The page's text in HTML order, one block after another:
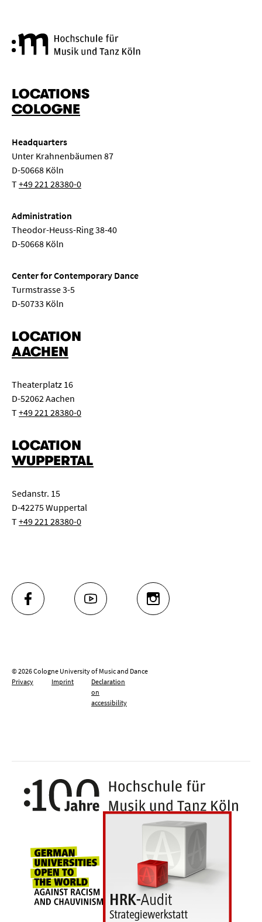
LOCATIONS
COLOGNE
Headquarters
Unter Krahnenbäumen 87
D-50668 Köln
T+49 221 28380-0
Administration
Theodor-Heuss-Ring 38-40
D-50668 Köln
Center for Contemporary Dance
Turmstrasse 3-5
D-50733 Köln
LOCATION
AACHEN
Theaterplatz 16
D-52062 Aachen
T+49 221 28380-0
LOCATION
WUPPERTAL
Sedanstr. 15
D-42275 Wuppertal
T+49 221 28380-0
FACEBOOK YOUTUBE INSTAGRAM
© 2026 Cologne University of Music and Dance
Privacy
Imprint
Declaration
on
accessibility